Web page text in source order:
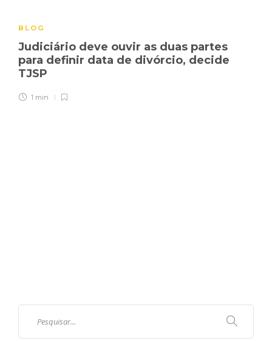
BLOG
Judiciário deve ouvir as duas partes
para definir data de divórcio, decide
TJSP
1 min